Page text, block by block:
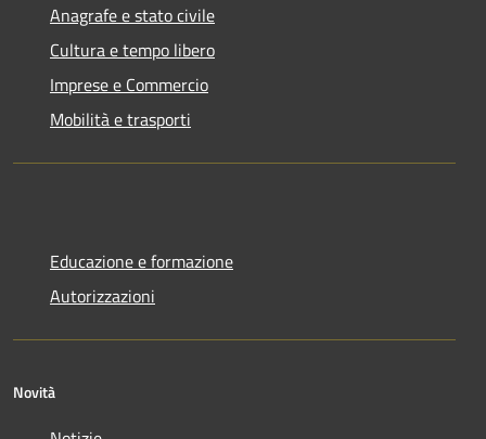
Anagrafe e stato civile
Cultura e tempo libero
Imprese e Commercio
Mobilità e trasporti
Educazione e formazione
Autorizzazioni
Novità